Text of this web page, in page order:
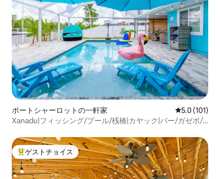
ポートシャーロットの一軒家 レビュー101
5.0 (101)
Xanadu|フィッシング/プール/桟橋|カヤック|バー/ガゼボ/
大好評のゲストチョイスです。
ゲストチョイス